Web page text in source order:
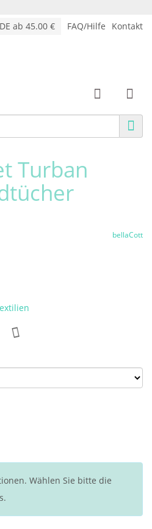
ab 45.00 € FAQ/Hilfe Kontakt
Turban
bellaCott
Wählen Sie bitte die